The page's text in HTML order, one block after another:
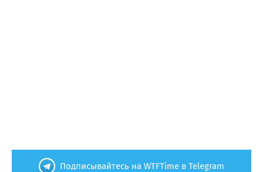
Подписывайтесь на WTFTime в Telegram